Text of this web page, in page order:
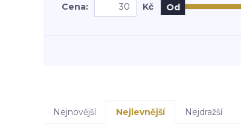
Cena: Kč Od
Nejnovější Nejlevnější Nejdražší